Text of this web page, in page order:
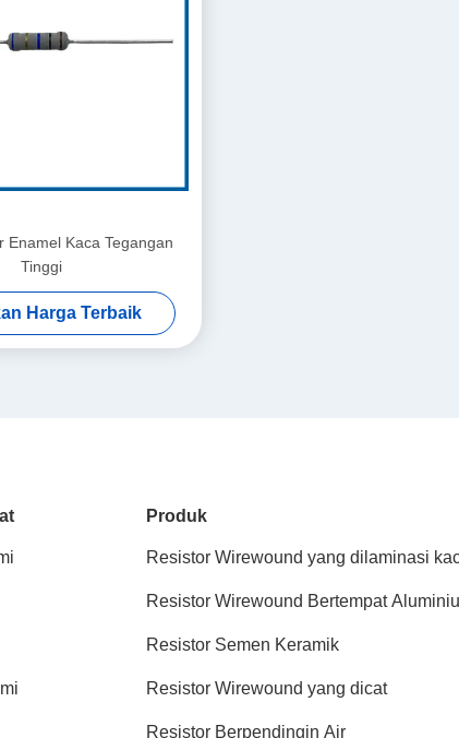
Enamel Kaca Tegangan
Tinggi
Harga Terbaik
Produk
Resistor Wirewound yang dilaminasi
Resistor Wirewound Bertempat
Resistor Semen Keramik
Resistor Wirewound yang dicat
Resistor Berpendingin Air